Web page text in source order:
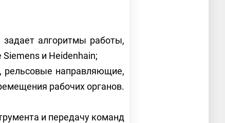
алгоритмы работы,
и Heidenhain;
направляющие,
рабочих органов.
и передачу команд